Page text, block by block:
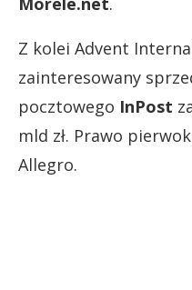
Z kolei Advent
zainteresowany
pocztowego InPost
mld zł. Prawo
Allegro.